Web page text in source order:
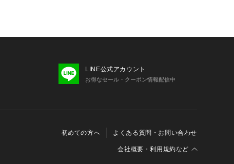
LINE公式アカウント
お得なセール・クーポン情報配信中
初めての方へ よくある質問・お問い合わせ
会社概要・利用規約など